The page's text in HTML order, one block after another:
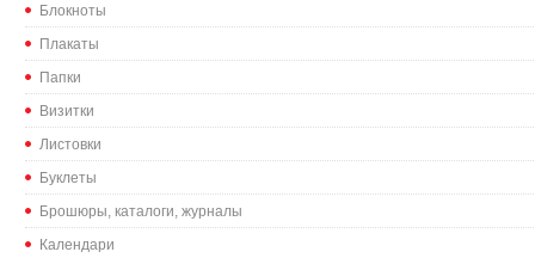
Блокноты
Плакаты
Папки
Визитки
Листовки
Буклеты
Брошюры, каталоги, журналы
Календари